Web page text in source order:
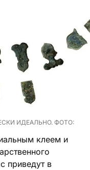
ИДЕАЛЬНО. ФОТО:
клеем и
приведут в